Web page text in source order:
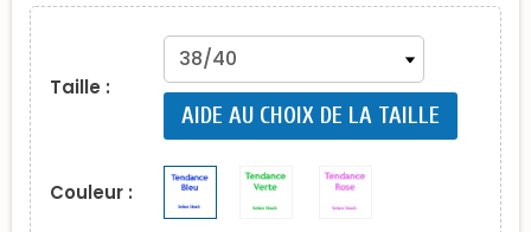
Taille :
AIDE AU CHOIX DE LA TAILLE
Couleur :